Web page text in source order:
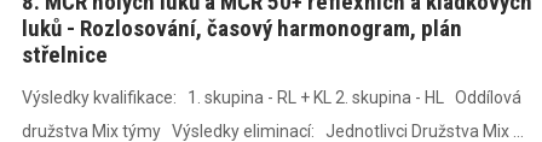
luků - Rozlosování, časový harmonogram, plán
střelnice
Výsledky kvalifikace: 1. skupina - RL + KL 2. skupina - HL Oddílová
družstva Mix týmy Výsledky eliminací: Jednotlivci Družstva Mix ...